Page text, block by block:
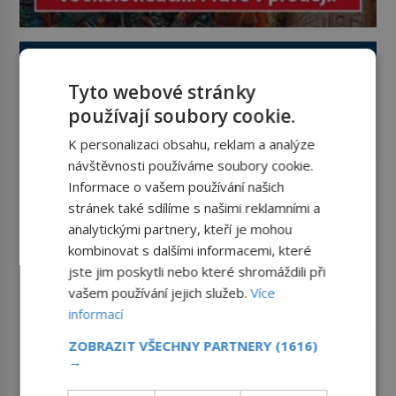
Tyto webové stránky
používají soubory cookie.
K personalizaci obsahu, reklam a analýze
návštěvnosti používáme soubory cookie.
Informace o vašem používání našich
stránek také sdílíme s našimi reklamními a
analytickými partnery, kteří je mohou
kombinovat s dalšími informacemi, které
jste jim poskytli nebo které shromáždili při
vašem používání jejich služeb.Více
informací
ZOBRAZIT VŠECHNY PARTNERY (1616)
→